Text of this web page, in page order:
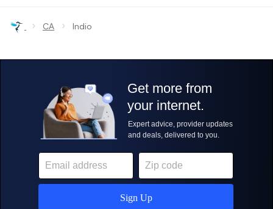
› CA › Indio